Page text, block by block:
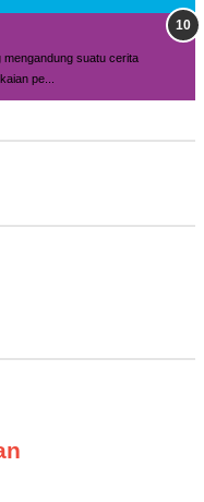
mengandung suatu cerita
pe...